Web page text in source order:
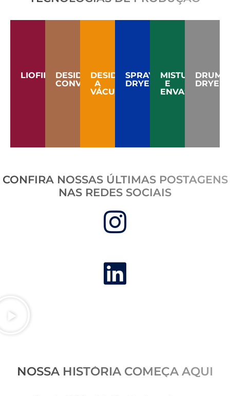
LIOFILIZAÇÃODESIDRATAÇÃO
CONVÊNCIONAL
DESIDRATAÇÃO
A
VÁCUO
SPRAY
DRYER
MISTURA
E
ENVASE
DRUM
DRYER
CONFIRA NOSSAS ÚLTIMAS POSTAGENS
NAS REDES SOCIAIS
NOSSA HISTÓRIA COMEÇA AQUI